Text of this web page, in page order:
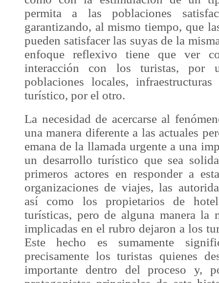
permita a las poblaciones
garantizando, al mismo tiempo, que
pueden satisfacer las suyas de la
enfoque reflexivo tiene que ver
interacción con los turistas,
poblaciones locales,
turístico, por el otro.
La necesidad de acercarse al
una manera diferente a las actuales
emana de la llamada urgente a una
un desarrollo turístico que sea
primeros actores en responder a
organizaciones de viajes, las
así como los propietarios de
turísticas, pero de alguna manera la
implicadas en el rubro dejaron a los
Este hecho es sumamente
precisamente los turistas quienes
importante dentro del proceso y,